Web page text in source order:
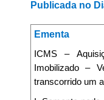
Publicada no
Ementa
ICMS –
Imobilizado –
transcorrido um